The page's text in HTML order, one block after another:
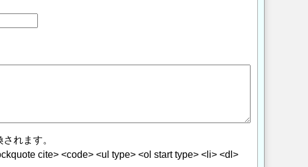
れます。
cite> <code> <ul type> <ol start type> <li> <dl>